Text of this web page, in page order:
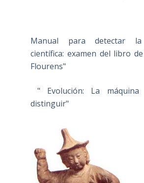
Manual para detectar la
científica: examen del libro
Flourens"
" Evolución: La máquina
distinguir"